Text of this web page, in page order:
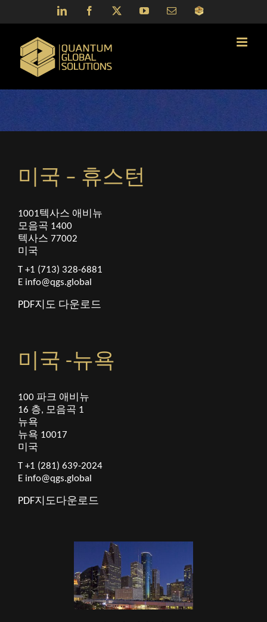
LinkedIn Facebook YouTubeEmailQGS
미국 – 휴스턴
1001텍사스 애비뉴
모음곡 1400
텍사스 77002
미국
T +1 (713) 328-6881
E info@qgs.global
PDF지도 다운로드
미국 -뉴욕
100 파크 애비뉴
16 층, 모음곡 1
뉴욕
뉴욕 10017
미국
T +1 (281) 639-2024
E info@qgs.global
PDF지도다운로드